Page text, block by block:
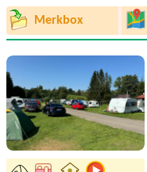
Merkbox